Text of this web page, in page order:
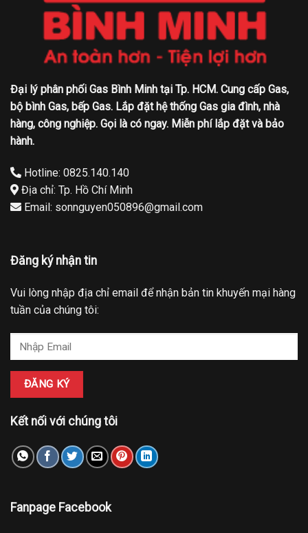
Đại lý phân phối Gas Bình Minh tại Tp. HCM. Cung cấp Gas,
bộ bình Gas, bếp Gas. Lắp đặt hệ thống Gas gia đình, nhà
hàng, công nghiệp. Gọi là có ngay. Miễn phí lắp đặt và bảo
hành.
Hotline: 0825.140.140
Địa chỉ: Tp. Hồ Chí Minh
Email: sonnguyen050896@gmail.com
Đăng ký nhận tin
Vui lòng nhập địa chỉ email để nhận bản tin khuyến mại hàng
tuần của chúng tôi:
Kết nối với chúng tôi
Fanpage Facebook